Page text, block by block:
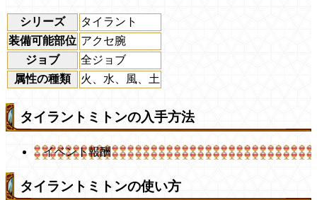
シリーズ
タイラント
装備可能部位 アクセ腕
ジョブ
全ジョブ
属性の種類
火、水、風、土
タイラントミトンの入手方法
イベント報酬
タイラントミトンの使い方